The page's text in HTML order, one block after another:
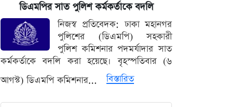
ডিএমপির সাত পুলিশ কর্মকর্তাকে বদলি
নিজস্ব প্রতিবেদক: ঢাকা মহানগর
পুলিশের (ডিএমপি) সহকারী
পুলিশ কমিশনার পদমর্যাদার সাত
কর্মকর্তাকে বদলি করা হয়েছে। বৃহস্পতিবার (৬
আগস্ট) ডিএমপি কমিশনার...
বিস্তারিত